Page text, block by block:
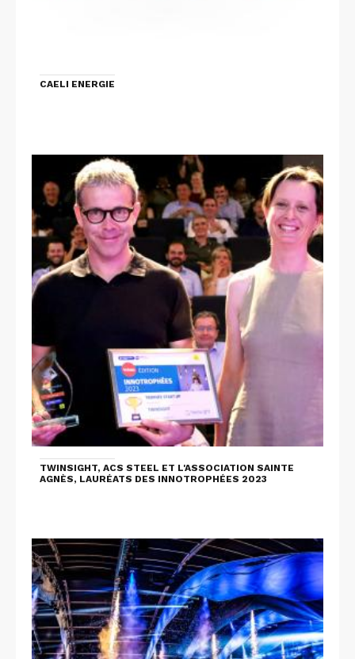
CAELI ENERGIE
TWINSIGHT, ACS STEEL ET L'ASSOCIATION SAINTE
AGNÈS, LAURÉATS DES INNOTROPHÉES 2023